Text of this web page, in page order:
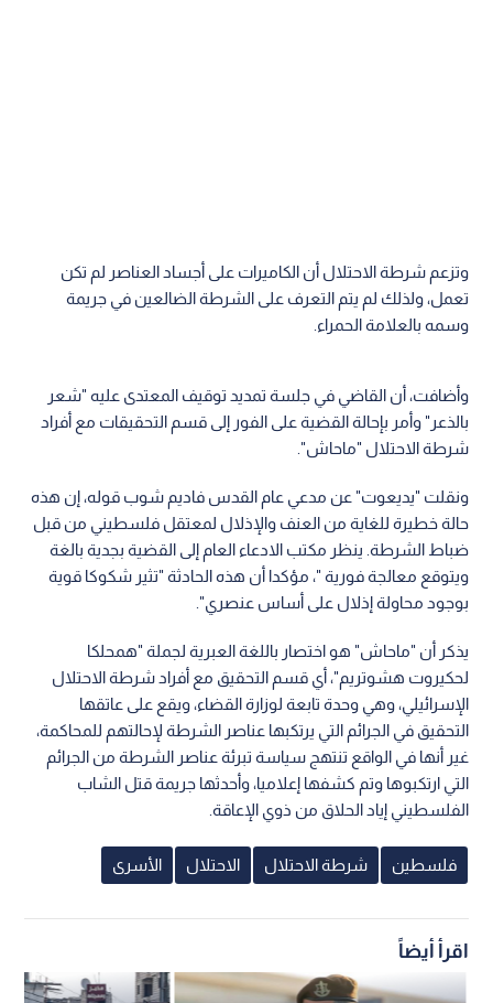
وتزعم شرطة الاحتلال أن الكاميرات على أجساد العناصر لم تكن
تعمل، ولذلك لم يتم التعرف على الشرطة الضالعين في جريمة
وسمه بالعلامة الحمراء.
وأضافت، أن القاضي في جلسة تمديد توقيف المعتدى عليه "شعر
بالذعر" وأمر بإحالة القضية على الفور إلى قسم التحقيقات مع أفراد
شرطة الاحتلال "ماحاش".
ونقلت "يديعوت" عن مدعي عام القدس فاديم شوب قوله، إن هذه
حالة خطيرة للغاية من العنف والإذلال لمعتقل فلسطيني من قبل
ضباط الشرطة. ينظر مكتب الادعاء العام إلى القضية بجدية بالغة
ويتوقع معالجة فورية "، مؤكدا أن هذه الحادثة "تثير شكوكا قوية
بوجود محاولة إذلال على أساس عنصري".
يذكر أن "ماحاش" هو اختصار باللغة العبرية لجملة "همحلكا
لحكيروت هشوتريم"، أي قسم التحقيق مع أفراد شرطة الاحتلال
الإسرائيلي، وهي وحدة تابعة لوزارة القضاء، ويقع على عاتقها
التحقيق في الجرائم التي يرتكبها عناصر الشرطة لإحالتهم للمحاكمة،
غير أنها في الواقع تنتهج سياسة تبرئة عناصر الشرطة من الجرائم
التي ارتكبوها وتم كشفها إعلاميا، وأحدثها جريمة قتل الشاب
الفلسطيني إياد الحلاق من ذوي الإعاقة.
فلسطين شرطة الاحتلال الاحتلال الأسرى
اقرأ أيضاً